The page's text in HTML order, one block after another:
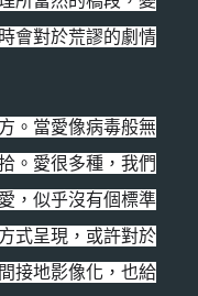
會對於荒謬的劇情
。 當愛像病毒般無
。愛很多種，我們
，似乎沒有個標準
式呈現，或許對於
接地影像化，也給